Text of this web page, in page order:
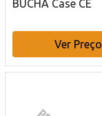
BUCHA Case CE
Ver Preço